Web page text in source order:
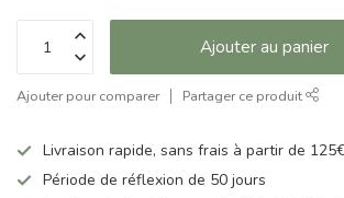
Ajouter au panier
Ajouter pour comparer Partager ce produit
Livraison rapide, sans frais à partir de
Période de réflexion de 50 jours